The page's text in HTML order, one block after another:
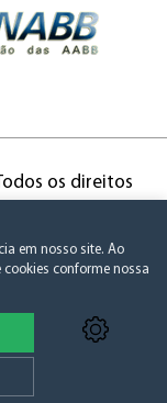
os direitos
em nosso site. Ao
conforme nossa